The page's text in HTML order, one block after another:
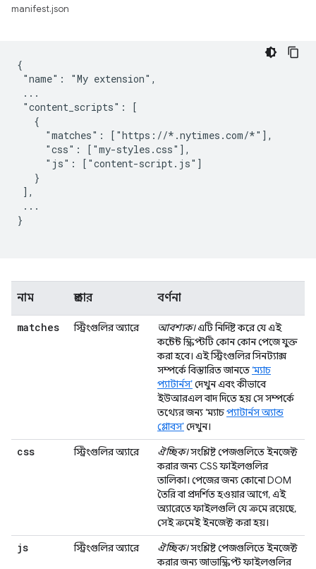
manifest.json
{
"name": "My extension",
...
"content_scripts": [
   {
     "matches": ["https://*.nytimes.com/*"],
     "css": ["my-styles.css"],
     "js": ["content-script.js"]
   }
],
...
}
নাম প্রকার বর্ণনা
matches স্ট্রিংগুলির অ্যারে আবশ্যক।এটি নির্দিষ্ট করে যে এই
কন্টেন্ট স্ক্রিপ্টটি কোন কোন পেজে যুক্ত
করা হবে। এই স্ট্রিংগুলির সিনট্যাক্স
সম্পর্কে বিস্তারিত জানতে‘ম্যাচ
প্যাটার্নস’দেখুন এবং কীভাবে
ইউআরএল বাদ দিতে হয় সে সম্পর্কে
তথ্যের জন্য ‘ম্যাচপ্যাটার্নস অ্যান্ড
গ্লোবস’দেখুন।
css স্ট্রিংগুলির অ্যারে ঐচ্ছিক।সংশ্লিষ্ট পেজগুলিতে ইনজেক্ট
করার জন্য CSS ফাইলগুলির
তালিকা। পেজের জন্য কোনো DOM
তৈরি বা প্রদর্শিত হওয়ার আগে, এই
অ্যারেতে ফাইলগুলি যে ক্রমে রয়েছে,
সেই ক্রমেই ইনজেক্ট করা হয়।
js স্ট্রিংগুলির অ্যারে ঐচ্ছিক।সংশ্লিষ্ট পেজগুলিতে ইনজেক্ট
করার জন্য জাভাস্ক্রিপ্ট ফাইলগুলির